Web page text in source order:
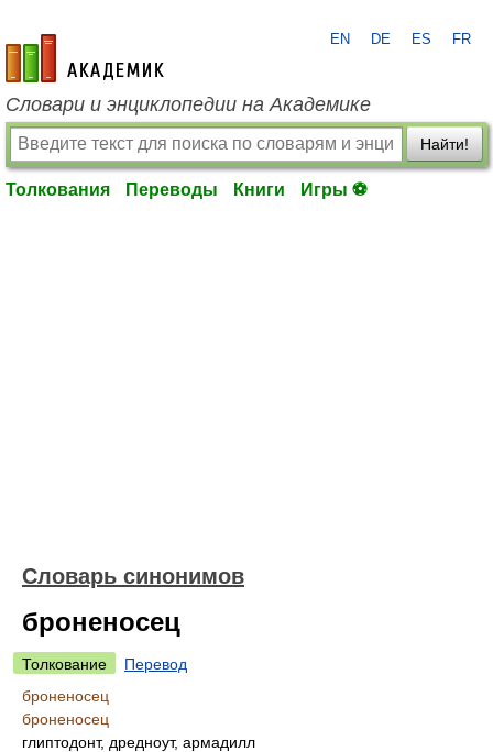
academic.ru
EN DE ES FR
Словари и энциклопедии на Академике
Найти!
Толкования Переводы Книги Игры ⚽
Словарь синонимов
броненосец
Толкование
Перевод
броненосец
броненосец
глиптодонт, дредноут, армадилл